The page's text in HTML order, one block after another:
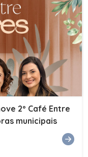
2º Café Entre
municipais